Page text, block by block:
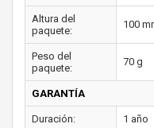
Altura del
paquete:
100
Peso del
paquete:
70 g
GARANTÍA
Duración: 1 año